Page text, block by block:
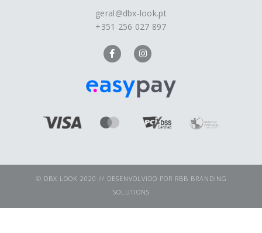
geral@dbx-look.pt
+351 256 027 897
© DBX LOOK 2020 // DESENVOLVIDO POR RBB BRANDING
SOLUTIONS